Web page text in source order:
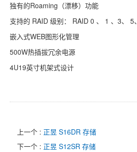
独有的Roaming（漂移）功能
支持的 RAID 级别： RAID 0 、 1 、3、
嵌入式WEB图形化管理
500W热插拔冗余电源
4U19英寸机架式设计
上一个 : 正昱 S16DR 存储
下一个 : 正昱 S12SR 存储